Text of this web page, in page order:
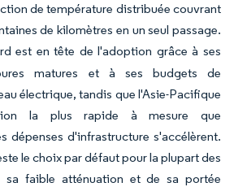
de température distribuée couvrant
de kilomètres en un seul passage.
est en tête de l'adoption grâce à ses
matures et à ses budgets de
électrique, tandis que l'Asie-Pacifique
la plus rapide à mesure que
dépenses d'infrastructure s'accélèrent.
le choix par défaut pour la plupart des
sa faible atténuation et de sa portée